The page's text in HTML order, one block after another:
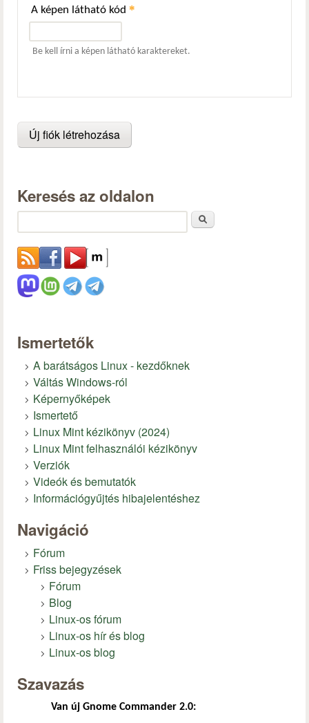
A képen látható kód *
Be kell írni a képen látható karaktereket.
Keresés az oldalon
Ismertetők
A barátságos Linux - kezdőknek
Váltás Windows-ról
Képernyőképek
Ismertető
Linux Mint kézikönyv (2024)
Linux Mint felhasználói kézikönyv
Verziók
Videók és bemutatók
Információgyűjtés hibajelentéshez
Navigáció
Fórum
Friss bejegyzések
Fórum
Blog
Linux-os fórum
Linux-os hír és blog
Linux-os blog
Szavazás
Van új Gnome Commander 2.0: